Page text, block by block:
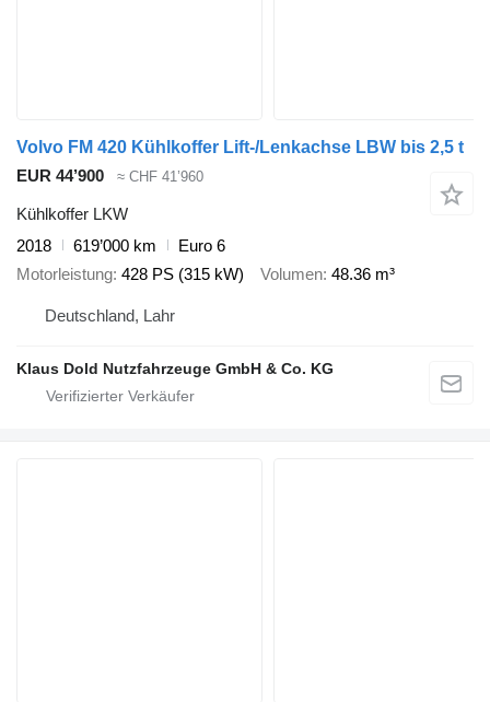
Volvo FM 420 Kühlkoffer Lift-/Lenkachse LBW bis 2,5 t
EUR 44’900
≈ CHF 41’960
Kühlkoffer LKW
2018
619’000 km
Euro 6
Motorleistung 428 PS (315 kW) Volumen 48.36 m³
Deutschland, Lahr
Klaus Dold Nutzfahrzeuge GmbH & Co. KG